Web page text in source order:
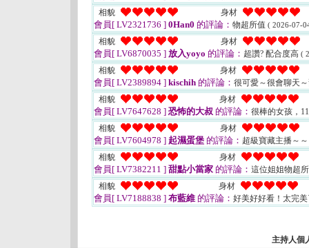
相貌
身材
會員[ LV2321736 ] 0Han0 的評論： 物超所值 ( 2026-07-
相貌 身材
會員[ LV6870035 ] 放入yoyo 的評論： 超讚? 配合度高 (
相貌 身材
會員[ LV2389894 ] kischih 的評論： 很可愛～很會聊天
相貌
身材
會員[ LV7647628 ] 恐怖的大叔 的評論： 很棒的女孩，
相貌
身材
會員[ LV7604978 ] 起濕蛋堡 的評論： 超級寶藏主播～
相貌
身材
會員[ LV7382211 ] 甜點小當家 的評論： 這位姐姐物超
相貌
身材
會員[ LV7188838 ] 布藍維 的評論： 好美好好看！太完
主持人個